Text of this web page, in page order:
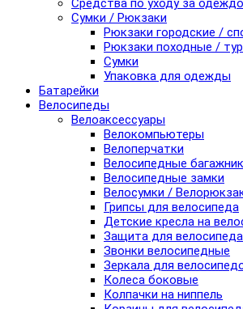
Средства по уходу за
Сумки / Рюкзаки
Рюкзаки городские /
Рюкзаки походные /
Сумки
Упаковка для одежды
Батарейки
Велосипеды
Велоаксессуары
Велокомпьютеры
Велоперчатки
Велосипедные
Велосипедные замки
Велосумки /
Грипсы для велосипеда
Детские кресла на
Защита для велосипеда
Звонки велосипедные
Зеркала для
Колеса боковые
Колпачки на ниппель